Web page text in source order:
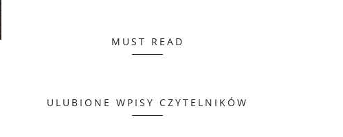
MUST READ
ULUBIONE WPISY CZYTELNIKÓW